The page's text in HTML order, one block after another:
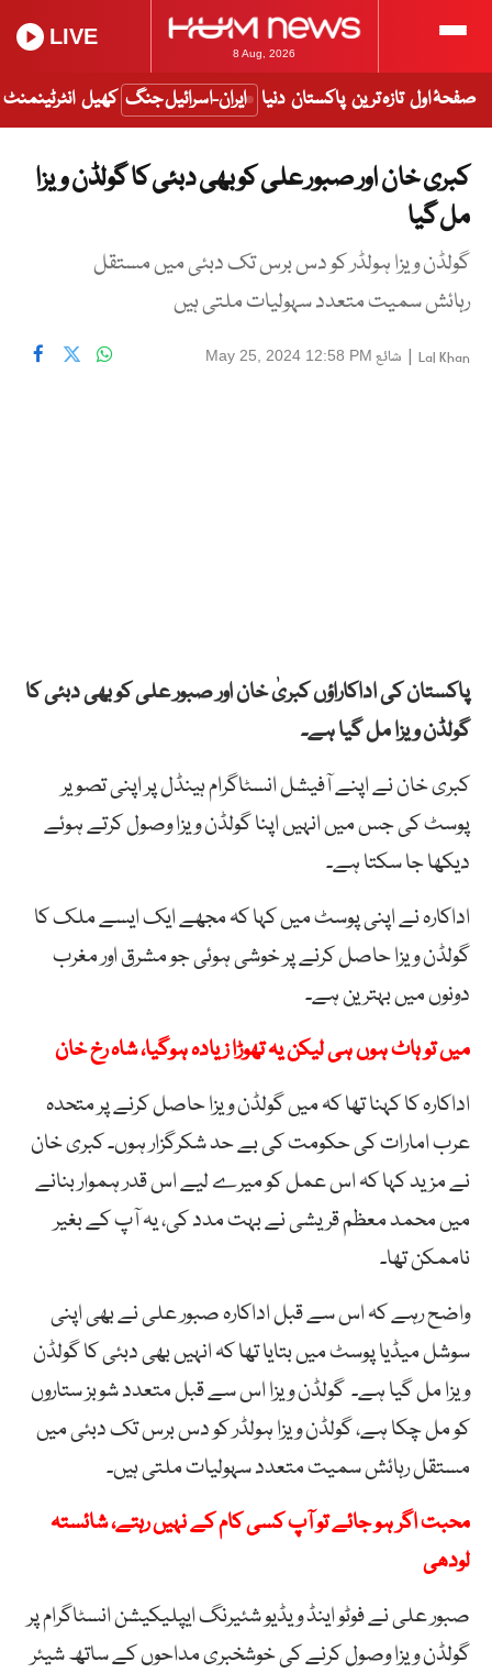
8 Aug, 2026
LIVE
صفحۂ اول تازہ ترین پاکستان دنیا ایران-اسرائیل جنگ کھیل انٹرٹینمنٹ
کبری خان اور صبور علی کو بھی دبئی کا گولڈن ویزا
مل گیا
گولڈن ویزا ہولڈر کو دس برس تک دبئی میں مستقل
رہائش سمیت متعدد سہولیات ملتی ہیں
Lal Khan
| شائع May 25, 2024 12:58 PM
پاکستان کی اداکاراؤں کبریٰ خان اور صبور علی کو بھی دبئی کا
گولڈن ویزا مل گیا ہے۔
کبری خان نے اپنے آفیشل انسٹاگرام ہینڈل پر اپنی تصویر
پوسٹ کی جس میں انہیں اپنا گولڈن ویزا وصول کرتے ہوئے
دیکھا جا سکتا ہے۔
اداکارہ نے اپنی پوسٹ میں کہا کہ مجھے ایک ایسے ملک کا
گولڈن ویزا حاصل کرنے پر خوشی ہوئی جو مشرق اور مغرب
دونوں میں بہترین ہے۔
میں تو ہاٹ ہوں ہی لیکن یہ تھوڑا زیادہ ہوگیا، شاہ رخ خان
اداکارہ کا کہنا تھا کہ میں گولڈن ویزا حاصل کرنے پر متحدہ
عرب امارات کی حکومت کی بے حد شکرگزار ہوں۔ کبری خان
نے مزید کہا کہ اس عمل کو میرے لیے اس قدر ہموار بنانے
میں محمد معظم قریشی نے بہت مدد کی، یہ آپ کے بغیر
ناممکن تھا۔
واضح رہے کہ اس سے قبل اداکارہ صبور علی نے بھی اپنی
سوشل میڈیا پوسٹ میں بتایا تھا کہ انہیں بھی دبئی کا گولڈن
ویزا مل گیا ہے۔ گولڈن ویزا اس سے قبل متعدد شوبز ستاروں
کو مل چکا ہے، گولڈن ویزا ہولڈر کو دس برس تک دبئی میں
مستقل رہائش سمیت متعدد سہولیات ملتی ہیں۔
محبت اگر ہو جائے تو آپ کسی کام کے نہیں رہتے، شائستہ
لودھی
صبور علی نے فوٹو اینڈ ویڈیو شئیرنگ ایپلیکیشن انسٹاگرام پر
گولڈن ویزا وصول کرنے کی خوشخبری مداحوں کے ساتھ شیئر